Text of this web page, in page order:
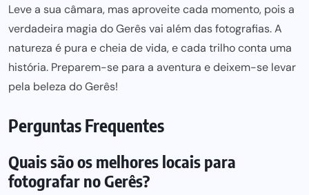
Leve a sua câmara, mas aproveite cada momento, pois a
verdadeira magia do Gerês vai além das fotografias. A
natureza é pura e cheia de vida, e cada trilho conta uma
história. Preparem-se para a aventura e deixem-se levar
pela beleza do Gerês!
Perguntas Frequentes
Quais são os melhores locais para
fotografar no Gerês?